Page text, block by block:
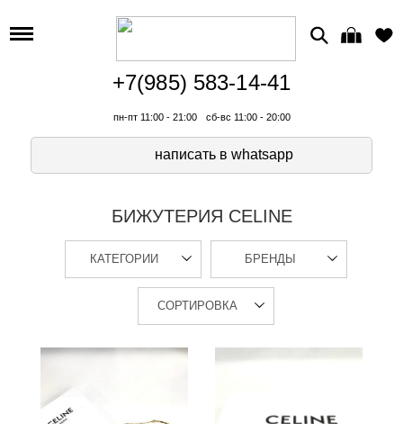
+7(985) 583-14-41
пн-пт 11:00 - 21:00 сб-вс 11:00 - 20:00
написать в whatsapp
БИЖУТЕРИЯ CELINE
КАТЕГОРИИ БРЕНДЫ
СОРТИРОВКА